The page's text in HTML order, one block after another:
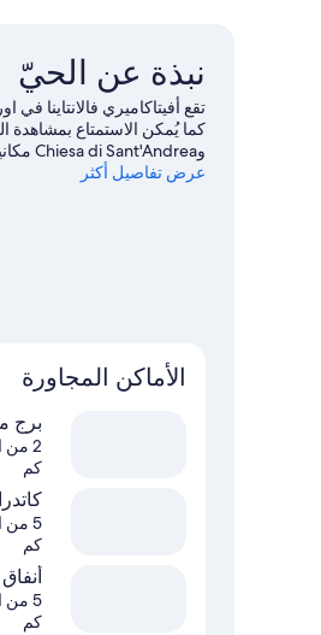
بشرفةنبذة عن الحيّ
تقع أفيتاكاميري فالانتاينا
كما يُمكن الاستمتاع بمشاهدة
وChiesa di Sant'Andrea مكانين آخرين موصى بهما للزيارة.
عرض تفاصيل أكثر
الأماكن المجاورة
برج
2 من الدقائق سيرًا على الأقدام
كم
5 من الدقائق سيرًا على الأقدام
كم
5 من الدقائق سيرًا على الأقدام
كم